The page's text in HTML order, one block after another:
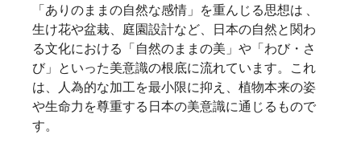
「ありのままの自然な感情」を重んじる思想は 、
生け花や盆栽、庭園設計など、日本の自然と関わ
る文化における「自然のままの美」や「わび・さ
び」といった美意識の根底に流れています。これ
は、人為的な加工を最小限に抑え、植物本来の姿
や生命力を尊重する日本の美意識に通じるもので
す。